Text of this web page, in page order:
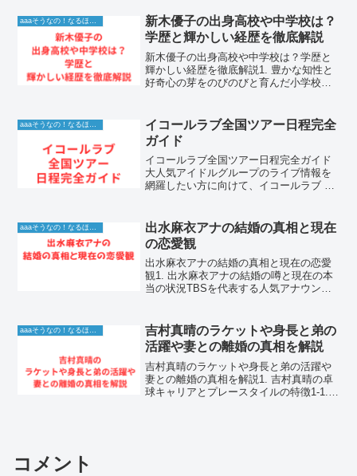
あります。多くの人が気になる彼女の生
い立ちや学生時代は、...
aaaそうなの！なるほど！情報
新木優子の出身高校や中学校は？
学歴と輝かしい経歴を徹底解説
新木優子の出身高校や中学校は？学歴と
輝かしい経歴を徹底解説1. 豊かな知性と
好奇心の芽をのびのびと育んだ小学校時
を続けている新木優子さんは、東京都の
出身です。彼女...
イコールラブ全国ツアー日程完全
ガイド
イコールラブ全国ツアー日程完全ガイド
大人気アイドルグループのライブ情報を
網羅したい方に向けて、イコールラブ 全
されるツアーの日程や会場情報を事前に
把握しておくことで、...
aaaそうなの！なるほど！情報
出水麻衣アナの結婚の真相と現在
の恋愛観
出水麻衣アナの結婚の真相と現在の恋愛
観1. 出水麻衣アナの結婚の噂と現在の本
当の状況TBSを代表する人気アナウンサ
麻衣さんは、知性的で洗練された語り口
と親しみやすい笑顔...
aaaそうなの！なるほど！情報
吉村真晴のラケットや身長と弟の
活躍や妻との離婚の真相を解説
吉村真晴のラケットや身長と弟の活躍や
妻との離婚の真相を解説1. 吉村真晴の卓
球キャリアとプレースタイルの特徴1-1.
コメント